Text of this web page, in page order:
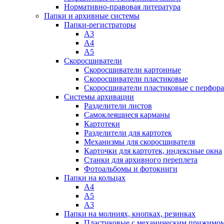
Нормативно-правовая литература
Папки и архивные системы
Папки-регистраторы
А3
А4
А5
Скоросшиватели
Скоросшиватели картонные
Скоросшиватели пластиковые
Скоросшиватели пластиковые с
Системы архивации
Разделители листов
Самоклеящиеся карманы
Картотеки
Разделители для картотек
Механизмы для скоросшивателя
Карточки для картотек, индексные окна
Станки для архивного переплета
Фотоальбомы и фотокниги
Папки на кольцах
А4
А5
А3
Папки на молниях, кнопках, резинках